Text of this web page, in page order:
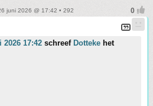
juni 2026 @ 17:42 • 292
17:42 schreef Dotteke het